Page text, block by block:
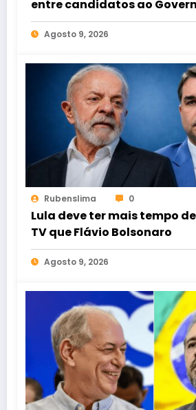
entre candidatos ao
Ceará
Agosto 9, 2026
Rubenslima 0
Lula deve ter mais tempo
TV que Flávio Bolsonaro
Agosto 9, 2026